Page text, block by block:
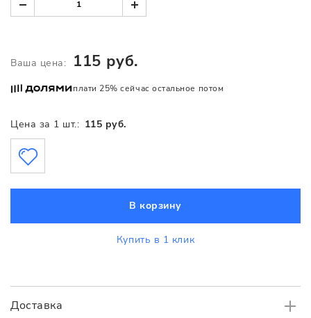
Доставка
Цена за 1 шт.: 115 руб.
Ваша цена: 115 руб.
плати 25% сейчас остальное потом
В корзину
Купить в 1 клик